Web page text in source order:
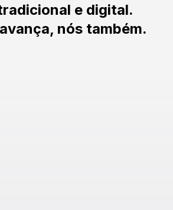
e digital.
nós também.